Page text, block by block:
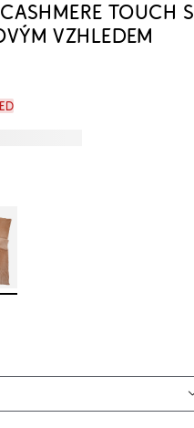
TOUCH S
VZHLEDEM